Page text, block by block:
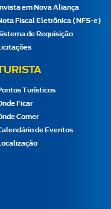
Invista em Nova Aliança
Fiscal Eletrônica (NFS-e)
de Requisição
Licitações
Turísticos
Ficar
Comer
de Eventos
Localização